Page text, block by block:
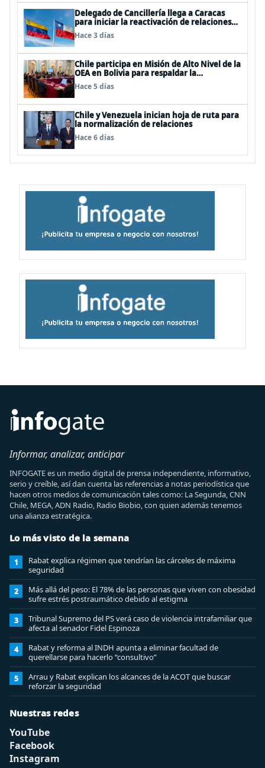
Delegado de Cancillería llega a Caracas
para iniciar la reactivación de relaciones
consulares
Hace 3 días
Chile participa en Misión de Alto Nivel de la
OEA en Bolivia para respaldar la
democracia, el diálogo y la estabilidad
Hace 5 días
Chile y Venezuela inician hoja de ruta para
la normalización de relaciones
Hace 6 días
Informar, analizar, anticipar
INFOGATE es un medio digital de prensa independiente, informativo,
serio y creíble, así dan cuenta las referencias a notas periodística que
hacen otros medios de comunicación tales como: La Segunda, CNN
Chile, MEGA, ADN Radio, Radio Biobio, con quien además tenemos
una alianza estratégica.
Lo más visto de la semana
1
Rabat explica régimen que tendrían las cárceles de máxima
seguridad
2
Más allá del peso: El 78% de las personas que viven con obesidad
sufre estrés postraumático debido al estigma
3
Tribunal Supremo del PS verá caso de violencia intrafamiliar que
afecta al senador Fidel Espinoza
4
Rabat y reforma al INDH apunta a eliminar facultad de
querellarse para hacerlo “consultivo”
5
Arrau y Rabat explican los alcances de la ACOT que buscar
reforzar la seguridad
Nuestras redes
YouTube
Facebook
Instagram